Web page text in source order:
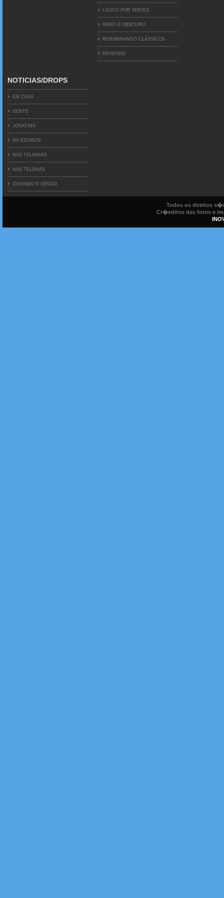
LOUCO POR SERIES
RARO E OBSCURO
REBOBINANDO CLÁSSICOS
REVENDO
NOTICIAS/DROPS
EM CASA
GENTE
JOGATINA
NA ESTANTE
NAS TELINHAS
NAS TELONAS
OUVINDO E VENDO
Todos os direitos
Cr�editos das fotos e